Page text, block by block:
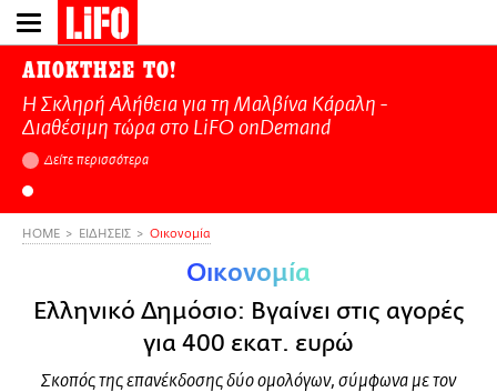
Παράκαμψη
προς
κυρίως
περιεχόμενο
ΑΠΟΚΤΗΣΕ ΤΟ!
Η Σκληρή Αλήθεια για τη Μαλβίνα Κάραλη -
Διαθέσιμη τώρα στo LiFO onDemand
Δείτε περισσότερα
HOME ΕΙΔΗΣΕΙΣ Οικονομία
Οικονομία
Ελληνικό Δημόσιο: Βγαίνει στις αγορές
για 400 εκατ. ευρώ
Σκοπός της επανέκδοσης δύο ομολόγων, σύμφωνα με τον